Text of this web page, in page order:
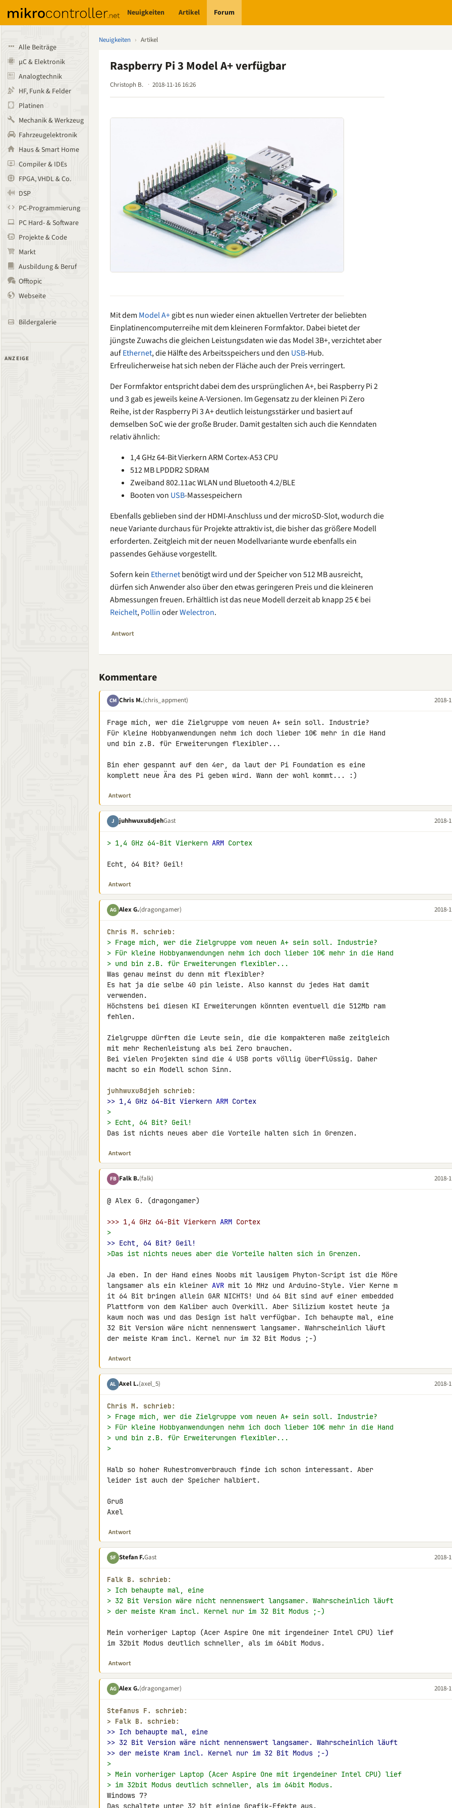
Neuigkeiten Artikel Forum
Alle Beiträge
µC & Elektronik
Analogtechnik
HF, Funk & Felder
Platinen
Mechanik & Werkzeug
Fahrzeugelektronik
Haus & Smart Home
Compiler & IDEs
FPGA, VHDL & Co.
DSP
PC-Programmierung
PC Hard- & Software
Projekte & Code
Markt
Ausbildung & Beruf
Offtopic
Webseite
Bildergalerie
ANZEIGE
Neuigkeiten › Artikel
Raspberry Pi 3 Model A+ verfügbar
Christoph B. 2018-11-16 16:26
Mit dem Model A+gibt es nun wieder einen aktuellen Vertreter der beliebten
Einplatinencomputerreihe mit dem kleineren Formfaktor. Dabei bietet der
jüngste Zuwachs die gleichen Leistungsdaten wie das Model 3B+, verzichtet aber
aufEthernet, die Hälfte des Arbeitsspeichers und den USB-Hub.
Erfreulicherweise hat sich neben der Fläche auch der Preis verringert.
Der Formfaktor entspricht dabei dem des ursprünglichen A+, bei Raspberry Pi 2
und 3 gab es jeweils keine A-Versionen. Im Gegensatz zu der kleinen Pi Zero
Reihe, ist der Raspberry Pi 3 A+ deutlich leistungsstärker und basiert auf
demselben SoC wie der große Bruder. Damit gestalten sich auch die Kenndaten
relativ ähnlich:
1,4 GHz 64-Bit Vierkern ARM Cortex-A53 CPU
512 MB LPDDR2 SDRAM
Zweiband 802.11ac WLAN und Bluetooth 4.2/BLE
Booten von USB-Massespeichern
Ebenfalls geblieben sind der HDMI-Anschluss und der microSD-Slot, wodurch die
neue Variante durchaus für Projekte attraktiv ist, die bisher das größere Modell
erforderten. Zeitgleich mit der neuen Modellvariante wurde ebenfalls ein
passendes Gehäuse vorgestellt.
Sofern kein Ethernetbenötigt wird und der Speicher von 512 MB ausreicht,
dürfen sich Anwender also über den etwas geringeren Preis und die kleineren
Abmessungen freuen. Erhältlich ist das neue Modell derzeit ab knapp 25 € bei
Reichelt,PollinoderWelectron.
Antwort
Kommentare
CM Chris M.(chris_appment) 2018-
Frage mich, wer die Zielgruppe vom neuen A+ sein soll. Industrie?
Für kleine Hobbyanwendungen nehm ich doch lieber 10€ mehr in die Hand
und bin z.B. für Erweiterungen flexibler...
Bin eher gespannt auf den 4er, da laut der Pi Foundation es eine
komplett neue Ära des Pi geben wird. Wann der wohl kommt... :)
Antwort
J juhhwuxu8djehGast 2018-
> 1,4 GHz 64-Bit Vierkern ARM Cortex
Echt, 64 Bit? Geil!
Antwort
AG Alex G.(dragongamer) 2018-
Chris M. schrieb:
> Frage mich, wer die Zielgruppe vom neuen A+ sein soll. Industrie?
> Für kleine Hobbyanwendungen nehm ich doch lieber 10€ mehr in die Hand
> und bin z.B. für Erweiterungen flexibler...
Was genau meinst du denn mit flexibler?
Es hat ja die selbe 40 pin leiste. Also kannst du jedes Hat damit
verwenden.
Höchstens bei diesen KI Erweiterungen könnten eventuell die 512Mb ram
fehlen.
Zielgruppe dürften die Leute sein, die die kompakteren maße zeitgleich
mit mehr Rechenleistung als bei Zero brauchen.
Bei vielen Projekten sind die 4 USB ports völlig überflüssig. Daher
macht so ein Modell schon Sinn.
juhhwuxu8djeh schrieb:
>> 1,4 GHz 64-Bit Vierkern ARM Cortex
>
> Echt, 64 Bit? Geil!
Das ist nichts neues aber die Vorteile halten sich in Grenzen.
Antwort
FB Falk B.(falk) 2018-
@ Alex G. (dragongamer)
>>> 1,4 GHz 64-Bit Vierkern ARM Cortex
>
>> Echt, 64 Bit? Geil!
>Das ist nichts neues aber die Vorteile halten sich in Grenzen.
Ja eben. In der Hand eines Noobs mit lausigem Phyton-Script ist die Möre
langsamer als ein kleiner AVR mit 16 MHz und Arduino-Style. Vier Kerne m
it 64 Bit bringen allein GAR NICHTS! Und 64 Bit sind auf einer embedded
Plattform von dem Kaliber auch Overkill. Aber Silizium kostet heute ja
kaum noch was und das Design ist halt verfügbar. Ich behaupte mal, eine
32 Bit Version wäre nicht nennenswert langsamer. Wahrscheinlich läuft
der meiste Kram incl. Kernel nur im 32 Bit Modus ;-)
Antwort
AL Axel L.(axel_5) 2018-
Chris M. schrieb:
> Frage mich, wer die Zielgruppe vom neuen A+ sein soll. Industrie?
> Für kleine Hobbyanwendungen nehm ich doch lieber 10€ mehr in die Hand
> und bin z.B. für Erweiterungen flexibler...
>
Halb so hoher Ruhestromverbrauch finde ich schon interessant. Aber
leider ist auch der Speicher halbiert.
Gruß
Axel
Antwort
SF Stefan F.Gast 2018-
Falk B. schrieb:
> Ich behaupte mal, eine
> 32 Bit Version wäre nicht nennenswert langsamer. Wahrscheinlich läuft
> der meiste Kram incl. Kernel nur im 32 Bit Modus ;-)
Mein vorheriger Laptop (Acer Aspire One mit irgendeiner Intel CPU) lief
im 32bit Modus deutlich schneller, als im 64bit Modus.
Antwort
AG Alex G.(dragongamer) 2018-
Stefanus F. schrieb:
> Falk B. schrieb:
>> Ich behaupte mal, eine
>> 32 Bit Version wäre nicht nennenswert langsamer. Wahrscheinlich läuft
>> der meiste Kram incl. Kernel nur im 32 Bit Modus ;-)
>
> Mein vorheriger Laptop (Acer Aspire One mit irgendeiner Intel CPU) lief
> im 32bit Modus deutlich schneller, als im 64bit Modus.
Windows 7?
Das schaltete unter 32 bit einige Grafik-Efekte aus.